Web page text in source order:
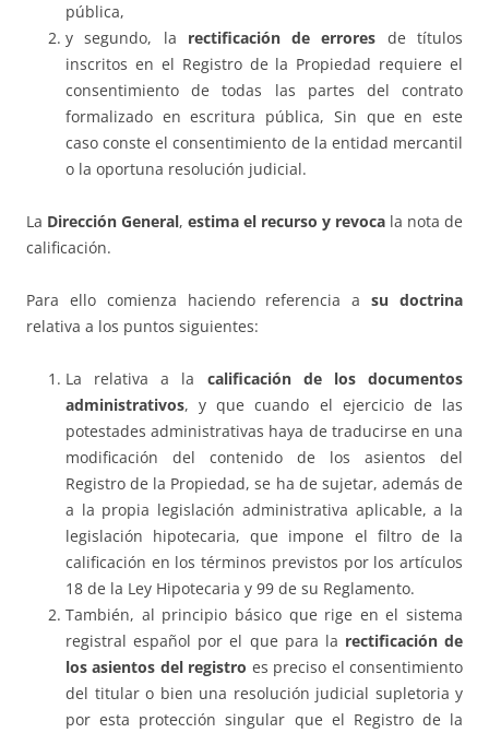
pública,
y segundo, la rectificación de errores de títulos
inscritos en el Registro de la Propiedad requiere el
consentimiento de todas las partes del contrato
formalizado en escritura pública, Sin que en este
caso conste el consentimiento de la entidad mercantil
o la oportuna resolución judicial.
La Dirección General, estima el recurso y revoca la nota de
calificación.
Para ello comienza haciendo referencia asu doctrina
relativa a los puntos siguientes:
La relativa a la calificación de los documentos
administrativos, y que cuando el ejercicio de las
potestades administrativas haya de traducirse en una
modificación del contenido de los asientos del
Registro de la Propiedad, se ha de sujetar, además de
a la propia legislación administrativa aplicable, a la
legislación hipotecaria, que impone el filtro de la
calificación en los términos previstos por los artículos
18 de la Ley Hipotecaria y 99 de su Reglamento.
También, al principio básico que rige en el sistema
registral español por el que para la rectificación de
los asientos del registro es preciso el consentimiento
del titular o bien una resolución judicial supletoria y
por esta protección singular que el Registro de la